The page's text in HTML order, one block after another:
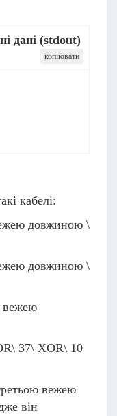
дані (stdout)
копіювати
кабелі:
довжиною \
довжиною \
вежею
37\ XOR\ 10
вежею
він